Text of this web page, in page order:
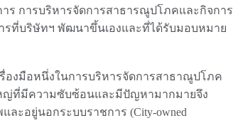
ร การบริหารจัดการสาธารณูปโภคและกิจการ
รที่บริษัทฯ พัฒนาขึ้นเองและที่ได้รับมอบหมาย
องมือหนึ่งในการบริหารจัดการสาธาณูปโภค
ญ่ที่มีความซับซ้อนและมีปัญหามากมายจึง
ะอยู่นอกระบบราชการ (City-owned